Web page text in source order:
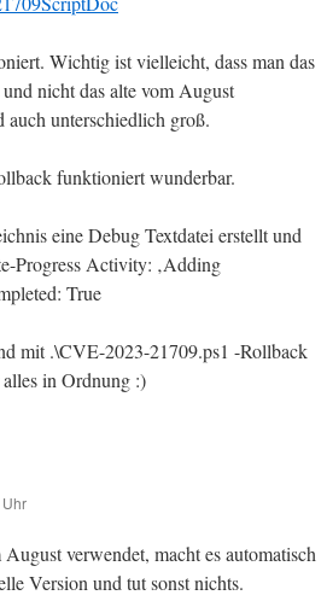
Wichtig ist vielleicht, dass man das
nicht das alte vom August
unterschiedlich groß.
funktioniert wunderbar.
eine Debug Textdatei erstellt und
Progress Activity: ‚Adding
True
mit .\CVE-2023-21709.ps1 -Rollback
in Ordnung :)
verwendet, macht es automatisch
Version und tut sonst nichts.